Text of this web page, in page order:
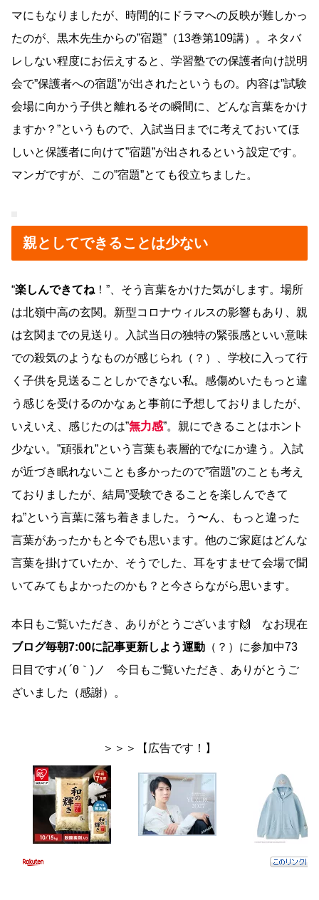
マにもなりましたが、時間的にドラマへの反映が難しかっ
たのが、黒木先生からの”宿題”（13巻第109講）。ネタバ
レしない程度にお伝えすると、学習塾での保護者向け説明
会で”保護者への宿題”が出されたというもの。内容は”試験
会場に向かう子供と離れるその瞬間に、どんな言葉をかけ
ますか？”というもので、入試当日までに考えておいてほ
しいと保護者に向けて”宿題”が出されるという設定です。
マンガですが、この”宿題”とても役立ちました。
親としてできることは少ない
“楽しんできてね ！”、そう言葉をかけた気がします。場所
は北嶺中高の玄関。新型コロナウィルスの影響もあり、親
は玄関までの見送り。入試当日の独特の緊張感といい意味
での殺気のようなものが感じられ（？）、学校に入って行
く子供を見送ることしかできない私。感傷めいたもっと違
う感じを受けるのかなぁと事前に予想しておりましたが、
いえいえ、感じたのは”無力感”。親にできることはホント
少ない。”頑張れ”という言葉も表層的でなにか違う。入試
が近づき眠れないことも多かったので”宿題”のことも考え
ておりましたが、結局”受験できることを楽しんできて
ね”という言葉に落ち着きました。う〜ん、もっと違った
言葉があったかもと今でも思います。他のご家庭はどんな
言葉を掛けていたか、そうでした、耳をすませて会場で聞
いてみてもよかったのかも？と今さらながら思います。
本日もご覧いただき、ありがとうございます🙌 なお現在
ブログ毎朝7:00に記事更新しよう運動 （？）に参加中73
日目です♪( ´θ｀)ノ 今日もご覧いただき、ありがとうご
ざいました（感謝）。
＞＞＞【広告です！】